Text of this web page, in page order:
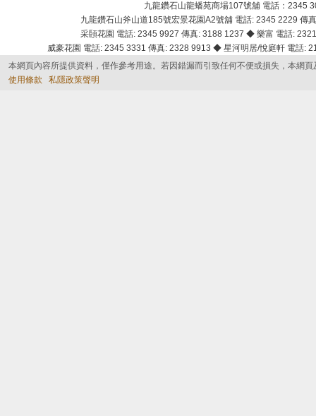
九龍鑽石山龍蟠苑商場107號舖 電話：2345
九龍鑽石山斧山道185號宏景花園A2號舖 電話: 2345 2229
采頣花園 電話: 2345 9927 傳真: 3188 1237 ◆ 樂富 電話:
威豪花園 電話: 2345 3331 傳真: 2328 9913 ◆ 星河明居/悅庭軒 電話
本網頁內容所提供資料，僅作參考用途。若因錯漏而引致任何不便或損失，本網
使用條款
私隱政策聲明